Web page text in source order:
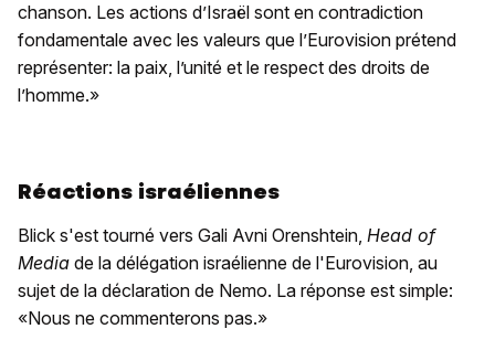
chanson. Les actions d’Israël sont en contradiction
fondamentale avec les valeurs que l’Eurovision prétend
représenter: la paix, l’unité et le respect des droits de
l’homme.»
Réactions israéliennes
Blick s'est tourné vers Gali Avni Orenshtein, Head of
Media de la délégation israélienne de l'Eurovision, au
sujet de la déclaration de Nemo. La réponse est simple:
«Nous ne commenterons pas.»